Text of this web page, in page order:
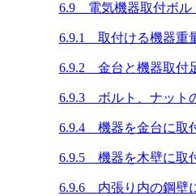
6.9 電気機器取付ボル
6.9.1 取付ける機器重
6.9.2 金台と機器取付
6.9.3 ボルト、ナット
6.9.4 機器を金台に取
6.9.5 機器を木壁に取
6.9.6 内張り内の鋼壁